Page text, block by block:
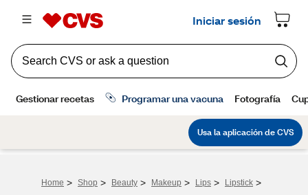
Home > Shop > Beauty > Makeup > Lips > Lipstick >